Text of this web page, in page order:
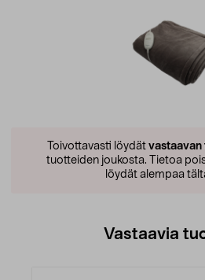
Toivottavasti löydät vastaavan
tuotteiden joukosta. Tietoa
löydät alempaa
Vastaavia